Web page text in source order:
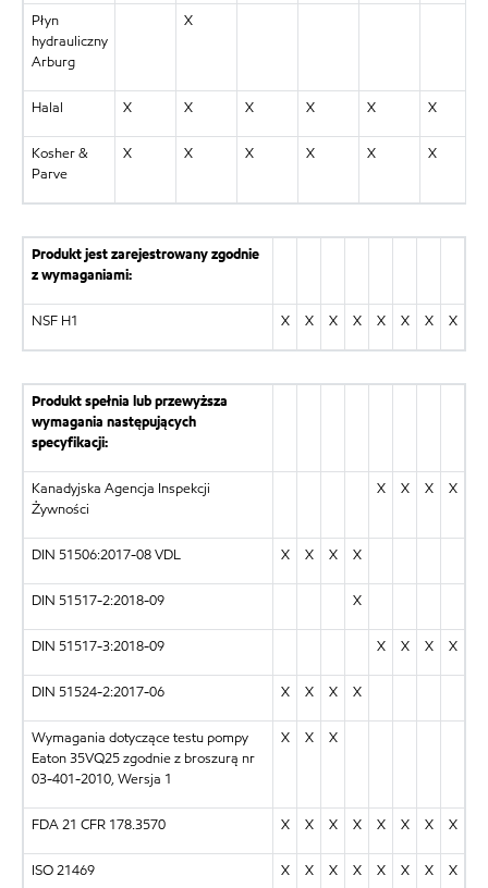
Płyn
hydrauliczny
Arburg
X
Halal X X X X X X
Kosher &
Parve
X X X X X X
Produkt jest zarejestrowany zgodnie
z wymaganiami:
NSF H1 X X X X X X X X
Produkt spełnia lub przewyższa
wymagania następujących
specyfikacji:
Kanadyjska Agencja Inspekcji
Żywności
X X X X
DIN 51506:2017-08 VDL X X X X
DIN 51517-2:2018-09 X
DIN 51517-3:2018-09 X X X X
DIN 51524-2:2017-06 X X X X
Wymagania dotyczące testu pompy
Eaton 35VQ25 zgodnie z broszurą nr
03-401-2010, Wersja 1
X X X
FDA 21 CFR 178.3570 X X X X X X X X
ISO 21469 X X X X X X X X